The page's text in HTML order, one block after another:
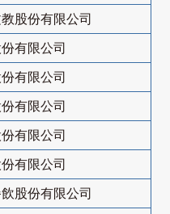
股份有限公司
有限公司
有限公司
有限公司
有限公司
有限公司
股份有限公司